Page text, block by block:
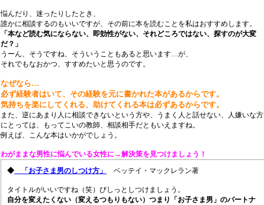
悩んだり、迷ったりしたとき、
誰かに相談するのもいいですが、その前に本を読むことを私はおすすめします。
「本など読む気にならない、即効性がない、それどころではない、探すのが大変
だ？」
うーん、そうですね、そういうこともあると思います…が、
それでもなおかつ、すすめたいと思うのです。
なぜなら…
必ず経験者はいて、その経験を元に書かれた本があるからです。
気持ちを楽にしてくれる、助けてくれる本は必ずあるからです。
また、逆にあまり人に相談できないという方や、うまく人と話せない、人嫌いな方
にとっては、もってこいの教師、相談相手だともいえますね。
例えば、こんな本はいかがでしょう。
わがままな男性に悩んでいる女性に→解決策を見つけましょう！
◆ 「お子さま男のしつけ方」 ベッテイ・マックレラン著
タイトルがいいですね（笑）びしっとしつけましょう。
自分を変えたくない（変えるつもりもない）つまり「お子さま男」のパートナ